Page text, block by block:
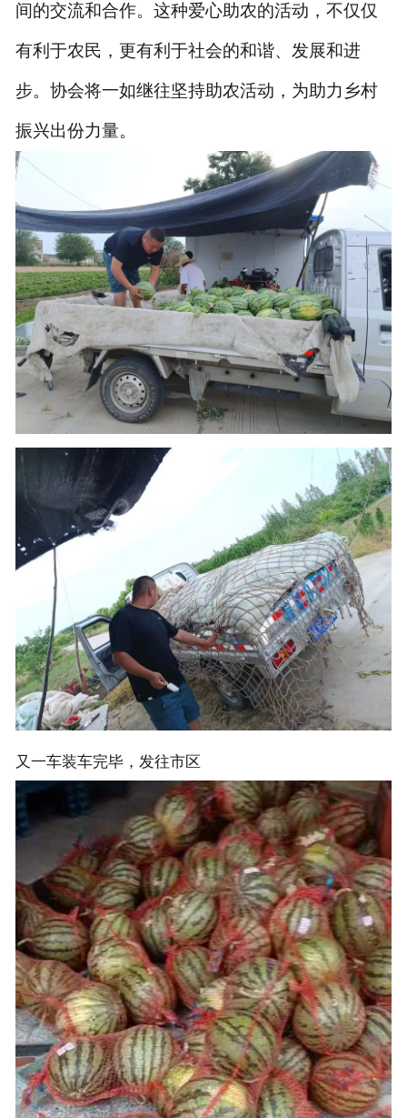
间的交流和合作。这种爱心助农的活动，不仅仅
有利于农民，更有利于社会的和谐、发展和进
步。协会将一如继往坚持助农活动，为助力乡村
振兴出份力量。
又一车装车完毕，发往市区